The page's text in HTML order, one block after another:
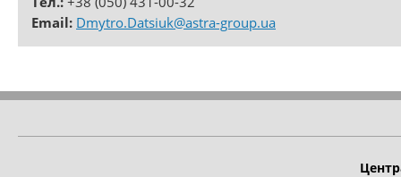
Email: Dmytro.Datsiuk@astra-group.ua